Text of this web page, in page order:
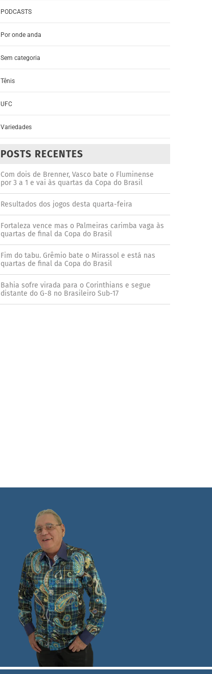
PODCASTS
Por onde anda
Sem categoria
Tênis
UFC
Variedades
POSTS RECENTES
Com dois de Brenner, Vasco bate o Fluminense
por 3 a 1 e vai às quartas da Copa do Brasil
Resultados dos jogos desta quarta-feira
Fortaleza vence mas o Palmeiras carimba vaga às
quartas de final da Copa do Brasil
Fim do tabu. Grêmio bate o Mirassol e está nas
quartas de final da Copa do Brasil
Bahia sofre virada para o Corinthians e segue
distante do G-8 no Brasileiro Sub-17